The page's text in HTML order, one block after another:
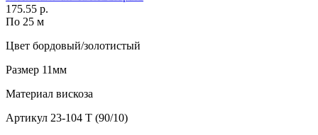
175.55 р.
По 25 м
Цвет бордовый/золотистый
Размер 11мм
Материал вискоза
Артикул 23-104 T (90/10)